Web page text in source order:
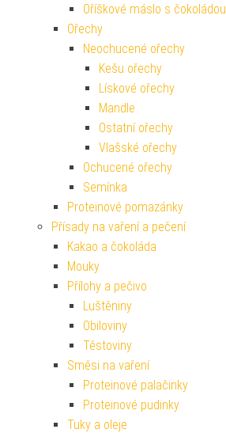
Oříškové máslo s čokoládou
Ořechy
Neochucené ořechy
Kešu ořechy
Lískové ořechy
Mandle
Ostatní ořechy
Vlašské ořechy
Ochucené ořechy
Semínka
Proteinové pomazánky
Přísady na vaření a pečení
Kakao a čokoláda
Mouky
Přílohy a pečivo
Luštěniny
Obiloviny
Těstoviny
Směsi na vaření
Proteinové palačinky
Proteinové pudinky
Tuky a oleje